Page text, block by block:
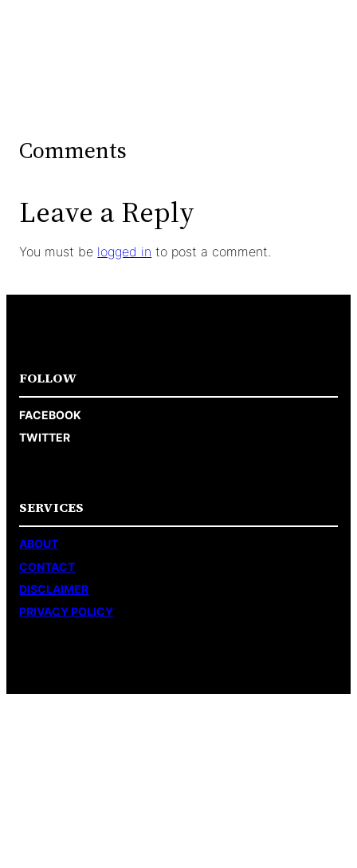
Comments
Leave a Reply
You must be logged in to post a comment.
FOLLOW
FACEBOOK
TWITTER
SERVICES
ABOUT
CONTACT
DISCLAIMER
PRIVACY POLICY